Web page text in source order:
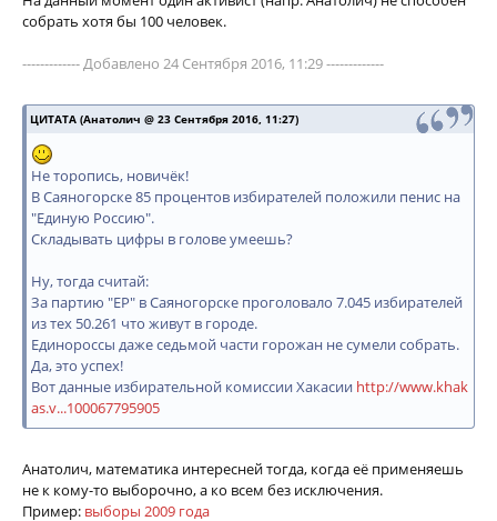
собрать хотя бы 100 человек.
------------- Добавлено 24 Сентября 2016, 11:29 -------------
ЦИТАТА (Анатолич @ 23 Сентября 2016, 11:27)
Не торопись, новичёк!
В Саяногорске 85 процентов избирателей положили пенис на
"Единую Россию".
Складывать цифры в голове умеешь?
Ну, тогда считай:
За партию "ЕР" в Саяногорске проголовало 7.045 избирателей
из тех 50.261 что живут в городе.
Единороссы даже седьмой части горожан не сумели собрать.
Да, это успех!
Вот данные избирательной комиссии Хакасии http://www.khak
as.v...100067795905
Анатолич, математика интересней тогда, когда её применяешь
не к кому-то выборочно, а ко всем без исключения.
Пример: выборы 2009 года